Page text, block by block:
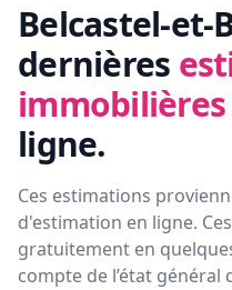
Belcastel-et-
dernières
immobilières
ligne.
Ces estimations
d'estimation en ligne.
gratuitement en
compte de l’état général